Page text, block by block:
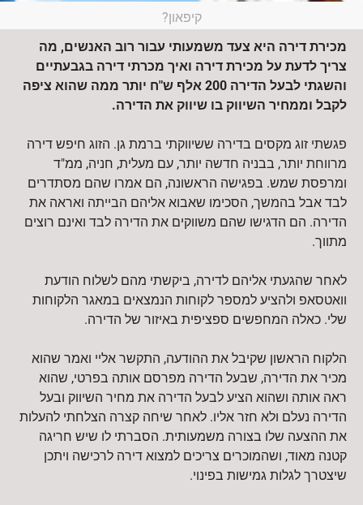
קיפאון?
מכירת דירה היא צעד משמעותי עבור רוב האנשים, מה
צריך לדעת על מכירת דירה ואיך מכרתי דירה בגבעתיים
והשגתי לבעל הדירה 200 אלף ש"ח יותר ממה שהוא ציפה
לקבל וממחיר השיווק בו שיווק את הדירה.
פגשתי זוג מקסים בדירה ששיווקתי ברמת גן. הזוג חיפש דירה
מרווחת יותר, בבניה חדשה יותר, עם מעלית, חניה, ממ"ד
ומרפסת שמש. בפגישה הראשונה, הם אמרו שהם מסתדרים
לבד אבל בהמשך, הסכימו שאבוא אליהם הבייתה ואראה את
הדירה. הם הדגישו שהם משווקים את הדירה לבד ואינם רוצים
מתווך.
לאחר שהגעתי אליהם לדירה, ביקשתי מהם לשלוח הודעת
וואטסאפ ולהציע למספר לקוחות הנמצאים במאגר הלקוחות
שלי. כאלה המחפשים ספציפית באיזור של הדירה.
הלקוח הראשון שקיבל את ההודעה, התקשר אליי ואמר שהוא
מכיר את הדירה, שבעל הדירה מפרסם אותה בפרטי, שהוא
ראה אותה ושהוא הציע לבעל הדירה את מחיר השיווק ובעל
הדירה נעלם ולא חזר אליו. לאחר שיחה קצרה הצלחתי להעלות
את ההצעה שלו בצורה משמעותית. הסברתי לו שיש חריגה
קטנה מאוד, ושהמוכרים צריכים למצוא דירה לרכישה ויתכן
שיצטרך לגלות גמישות בפינוי.